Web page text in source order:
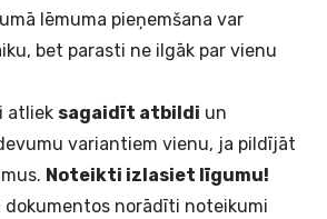
lēmuma pieņemšana var
bet parasti ne ilgāk par vienu
atliek sagaidīt atbildi un
variantiem vienu, ja pildījāt
Noteikti izlasiet līgumu!
dokumentos norādīti noteikumi